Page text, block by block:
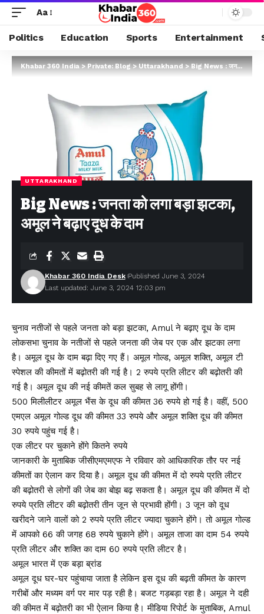
Aa
Politics Education Sports Entertainment
Khabar 360 India>Private: Blog>Uttarakhand>Big News : जनता को लगा बड़ा झटका, अमूल ने बढ़ाए दूध के दाम
UTTARAKHAND
Big News : जनता को लगा बड़ा झटका,
अमूल ने बढ़ाए दूध के दाम
Last updated: June 3, 2024 12:03 pm
Khabar 360 India Desk Published June 3, 2024
चुनाव नतीजों से पहले जनता को बड़ा झटका, Amul ने बढ़ाए दूध के दाम
लोकसभा चुनाव के नतीजों से पहले जनता की जेब पर एक और झटका लगा
है। अमूल दूध के दाम बढ़ा दिए गए हैं। अमूल गोल्ड, अमूल शक्ति, अमूल टी
स्पेशल की कीमतों में बढ़ोतरी की गई है। 2 रुपये प्रति लीटर की बढ़ोतरी की
गई है। अमूल दूध की नई कीमतें कल सुबह से लागू होंगी।
500 मिलीलीटर अमूल भैंस के दूध की कीमत 36 रुपये हो गई है। वहीं, 500
एमएल अमूल गोल्ड दूध की कीमत 33 रुपये और अमूल शक्ति दूध की कीमत
30 रुपये पहुंच गई है।
एक लीटर पर चुकाने होंगे कितने रुपये
जानकारी के मुताबिक जीसीएमएमएफ ने रविवार को आधिकारिक तौर पर नई
कीमतों का ऐलान कर दिया है। अमूल दूध की कीमत में दो रुपये प्रति लीटर
की बढ़ोतरी से लोगों की जेब का बोझ बढ़ सकता है। अमूल दूध की कीमत में दो
रुपये प्रति लीटर की बढ़ोतरी तीन जून से प्रभावी होंगी। 3 जून को दूध
खरीदने जाने वालों को 2 रुपये प्रति लीटर ज्यादा चुकाने होंगे। तो अमूल गोल्ड
में आपको 66 की जगह 68 रुपये चुकाने होंगे। अमूल ताजा का दाम 54 रुपये
प्रति लीटर और शक्ति का दाम 60 रुपये प्रति लीटर है।
अमूल भारत में एक बड़ा ब्रांड
अमूल दूध घर-घर पहुंचाया जाता है लेकिन इस दूध की बढ़ती कीमत के कारण
गरीबों और मध्यम वर्ग पर मार पड़ रही है। बजट गड़बड़ा रहा है। अमूल ने दही
की कीमत में बढ़ोतरी का भी ऐलान किया है। मीडिया रिपोर्ट के मुताबिक, Amul